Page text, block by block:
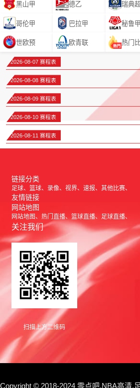
黑山甲 德乙 瑞典超
哥伦甲 巴拉甲 秘鲁甲
世欧预 欧青联 热门
2026-08-07 赛程表
2026-08-08 赛程表
2026-08-09 赛程表
2026-08-10 赛程表
2026-08-11 赛程表
链接分类
足球 篮球 录像 视界 速报 其他比赛
友情链接
网站地图
网站地图 热门直播 篮球直播 足球直播
关注我们
扫描上方二维码
Copyright © 2018-2024 零点吧,NBA高清,